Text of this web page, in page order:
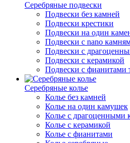
Серебряные подвески
Подвески без камней
Подвески крестики
Подвески на один
Подвески с nano
Подвески с
Подвески с керамикой
Подвески с фианитами
Серебряные колье
Колье без камней
Колье на один камушек
Колье с драгоценными
Колье с керамикой
Колье с фианитами